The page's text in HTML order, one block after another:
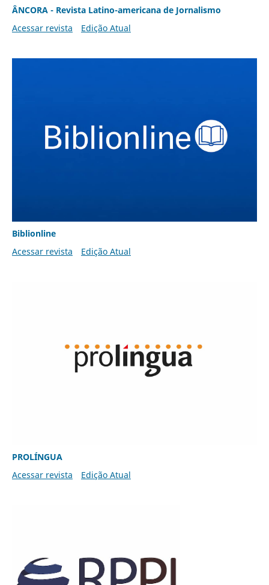
ÂNCORA - Revista Latino-americana de Jornalismo
Acessar revista
Edição Atual
Biblionline
Acessar revista
Edição Atual
PROLÍNGUA
Acessar revista
Edição Atual